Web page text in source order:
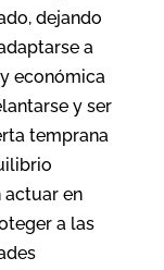
dejando
a
económica
y ser
temprana
actuar en
a las